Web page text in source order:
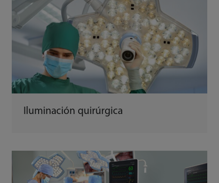
Iluminación quirúrgica